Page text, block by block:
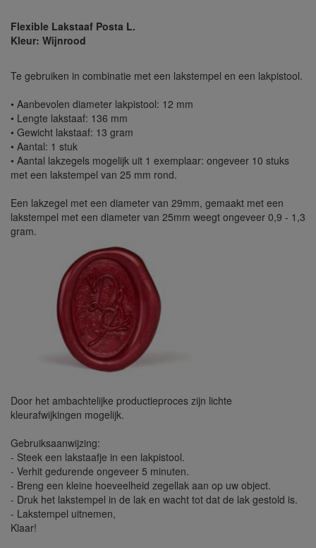
Flexible Lakstaaf Posta L.
Kleur: Wijnrood
Te gebruiken in combinatie met een lakstempel en een lakpistool.
• Aanbevolen diameter lakpistool: 12 mm
• Lengte lakstaaf: 136 mm
• Gewicht lakstaaf: 13 gram
• Aantal: 1 stuk
• Aantal lakzegels mogelijk uit 1 exemplaar: ongeveer 10 stuks
met een lakstempel van 25 mm rond.
Een lakzegel met een diameter van 29mm, gemaakt met een
lakstempel met een diameter van 25mm weegt ongeveer 0,9 - 1,3
gram.
Door het ambachtelijke productieproces zijn lichte
kleurafwijkingen mogelijk.
Gebruiksaanwijzing:
- Steek een lakstaafje in een lakpistool.
- Verhit gedurende ongeveer 5 minuten.
- Breng een kleine hoeveelheid zegellak aan op uw object.
- Druk het lakstempel in de lak en wacht tot dat de lak gestold is.
- Lakstempel uitnemen,
Klaar!